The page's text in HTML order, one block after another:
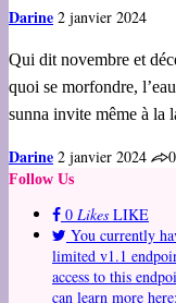
Darine 2 janvier 2024
Qui dit novembre et
quoi se morfondre,
sunna invite même à la
Darine 2 janvier 2024 0
Follow Us
0 Likes LIKE
You currently
limited v1.1
access to this
can learn more